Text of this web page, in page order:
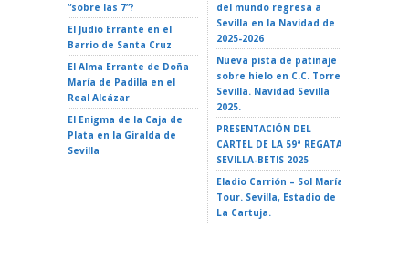
“sobre las 7”?
El Judío Errante en el
Barrio de Santa Cruz
El Alma Errante de Doña
María de Padilla en el
Real Alcázar
El Enigma de la Caja de
Plata en la Giralda de
Sevilla
del mundo regresa a
Sevilla en la Navidad de
2025-2026
Nueva pista de patinaje
sobre hielo en C.C. Torre
Sevilla. Navidad Sevilla
2025.
PRESENTACIÓN DEL
CARTEL DE LA 59ª REGATA
SEVILLA-BETIS 2025
Eladio Carrión – Sol María
Tour. Sevilla, Estadio de
La Cartuja.